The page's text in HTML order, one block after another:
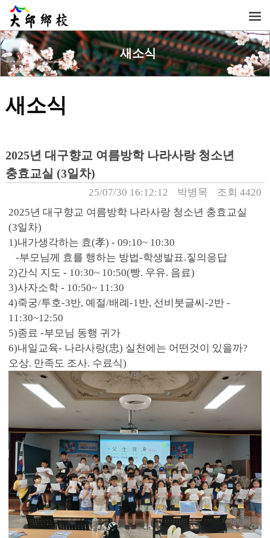
새소식
새소식
2025년 대구향교 여름방학 나라사랑 청소년
충효교실 (3일차)
25/07/30 16:12:12 박병목
조회 4420
2025년 대구향교 여름방학 나라사랑 청소년 충효교실
(3일차)
1)내가생각하는 효(孝) - 09:10~ 10:30
-부모님께 효를 행하는 방법-학생발표.짛의응답
2)간식 지도 - 10:30~ 10:50(빵. 우유. 음료)
3)사자소학 - 10:50~ 11:30
4)죽궁/투호-3반, 예절/배례-1반, 선비붓글씨-2반 -
11:30~12:50
5)종료 -부모님 동행 귀가
6)내일교육- 나라사랑(忠) 실천에는 어떤것이 있을까?
오상. 만족도 조사. 수료식)